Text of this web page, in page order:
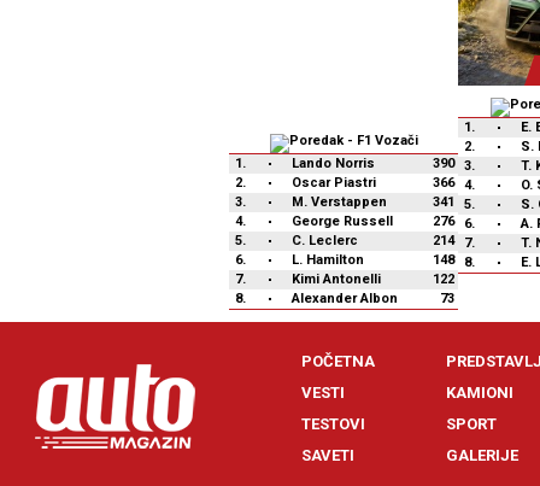
1. Lando Norris
390
2.
Oscar Piastri
366
3.
M. Verstappen
341
4.
George Russell
276
5.
C. Leclerc
214
6.
L. Hamilton
148
7.
Kimi Antonelli
122
8.
Alexander Albon 73
1.
E.
2.
S.
3.
T.
4.
O.
5.
S.
6.
A.
7.
T.
8.
E.
POČETNA
VESTI
TESTOVI
SAVETI
KAMIONI
SPORT
GALERIJE